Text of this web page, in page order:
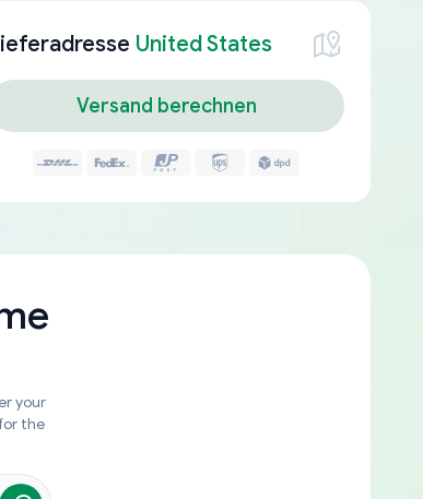
United States
Versand berechnen
your
the